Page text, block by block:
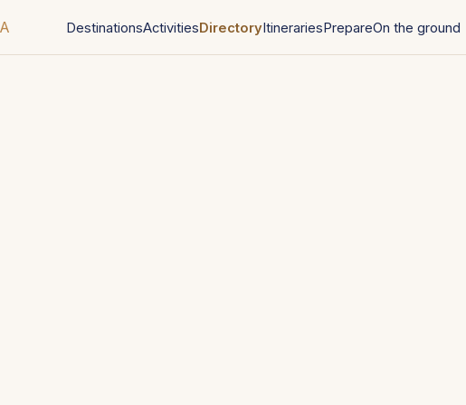
DestinationsActivitiesDirectoryItinerariesPrepareOn the ground